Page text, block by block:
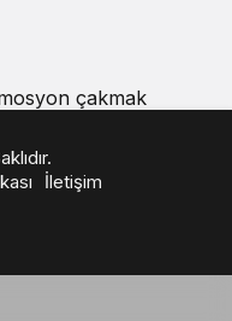
108,00 112,00
6,02
çakmak
İletişim